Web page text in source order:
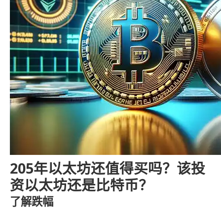
205年以太坊还值得买吗？该投
资以太坊还是比特币？
了解跌幅